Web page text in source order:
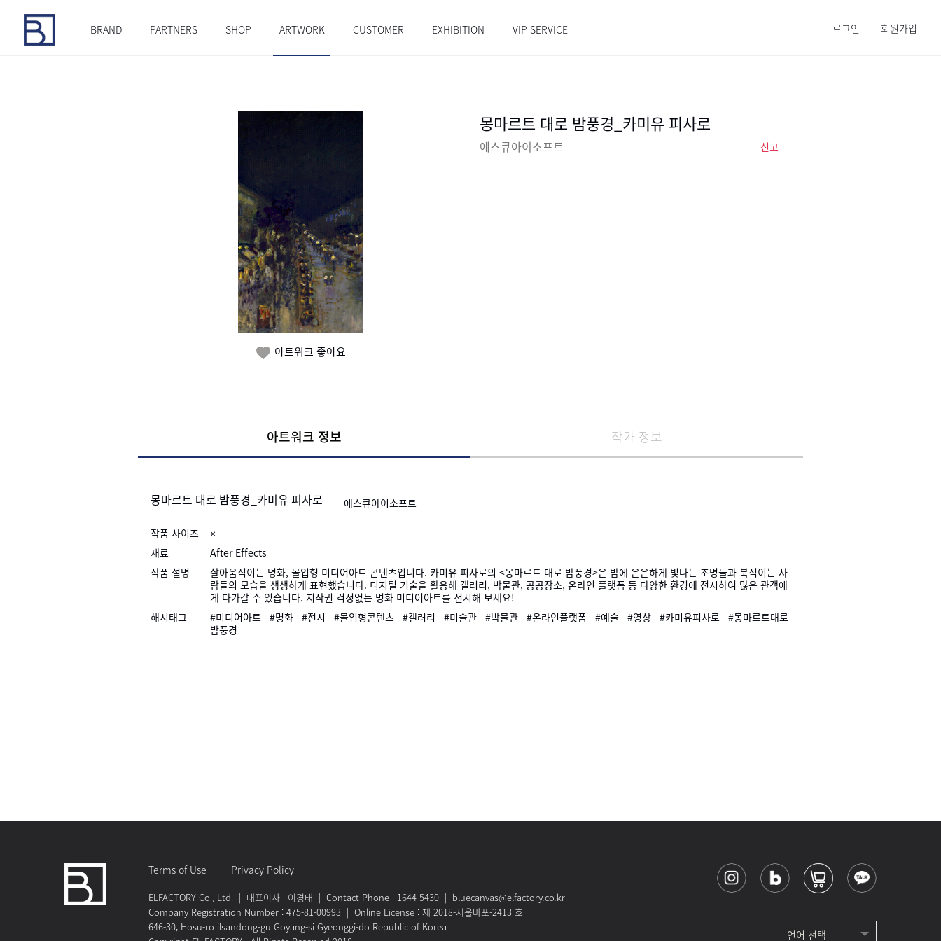
BRAND PARTNERS SHOP ARTWORK CUSTOMER EXHIBITION VIP SERVICE 로그인 회원가입
 아트워크 좋아요
몽마르트 대로 밤풍경_카미유 피사로
에스큐아이소프트 신고
아트워크 정보 작가 정보
몽마르트 대로 밤풍경_카미유 피사로 에스큐아이소프트
작품 사이즈
×
재료
After Effects
작품 설명
살아움직이는 명화, 몰입형 미디어아트 콘텐츠입니다. 카미유 피사로의 <몽마르트 대로 밤풍경>은 밤에 은은하게 빛나는 조명들과 북적이는 사
람들의 모습을 생생하게 표현했습니다. 디지털 기술을 활용해 갤러리, 박물관, 공공장소, 온라인 플랫폼 등 다양한 환경에 전시하여 많은 관객에
게 다가갈 수 있습니다. 저작권 걱정없는 명화 미디어아트를 전시해 보세요!
해시태그
#미디어아트 #명화 #전시 #몰입형콘텐츠 #갤러리 #미술관 #박물관 #온라인플랫폼 #예술 #영상 #카미유피사로
#몽마르트대로
밤풍경
Terms of Use Privacy Policy
ELFACTORY Co., Ltd. | 대표이사 : 이경태 | Contact Phone : 1644-5430 | bluecanvas@elfactory.co.kr
Company Registration Number : 475-81-00993 | Online License : 제 2018-서울마포-2413 호
646-30, Hosu-ro ilsandong-gu Goyang-si Gyeonggi-do Republic of Korea
언어 선택